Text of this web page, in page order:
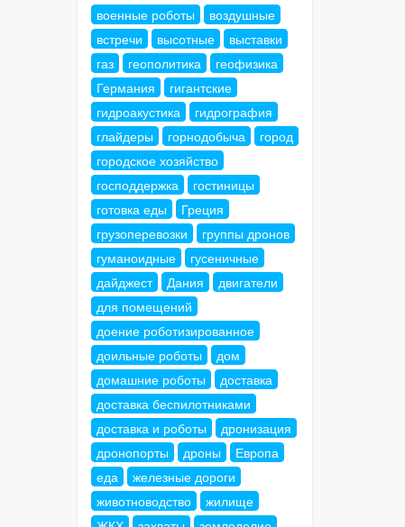
военные роботы
воздушные
встречи
высотные
выставки
газ
геополитика
геофизика
Германия
гигантские
гидроакустика
гидрография
глайдеры
горнодобыча
город
городское хозяйство
господдержка
гостиницы
готовка еды
Греция
грузоперевозки
группы дронов
гуманоидные
гусеничные
дайджест
Дания
двигатели
для помещений
доение роботизированное
доильные роботы
дом
домашние роботы
доставка
доставка беспилотниками
доставка и роботы
дронизация
дронопорты
дроны
Европа
еда
железные дороги
животноводство
жилище